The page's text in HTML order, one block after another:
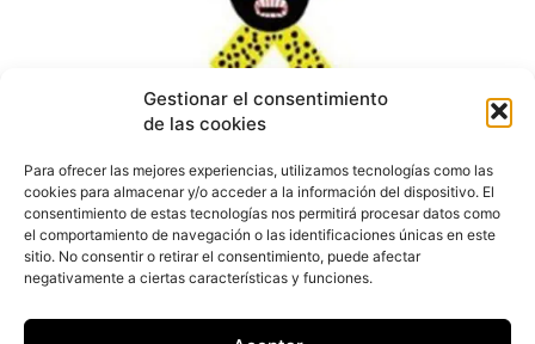
Gestionar el consentimiento
de las cookies
Para ofrecer las mejores experiencias, utilizamos tecnologías como las
cookies para almacenar y/o acceder a la información del dispositivo. El
consentimiento de estas tecnologías nos permitirá procesar datos como
el comportamiento de navegación o las identificaciones únicas en este
sitio. No consentir o retirar el consentimiento, puede afectar
negativamente a ciertas características y funciones.
Desigual se alía con
Jean-Paul Goude
Redacción - 14 de septiembre de 2017
legendario artista, creador e ilustrador francés